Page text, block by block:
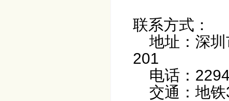
联系方式：
地址：深圳
201
电话：
交通：地铁